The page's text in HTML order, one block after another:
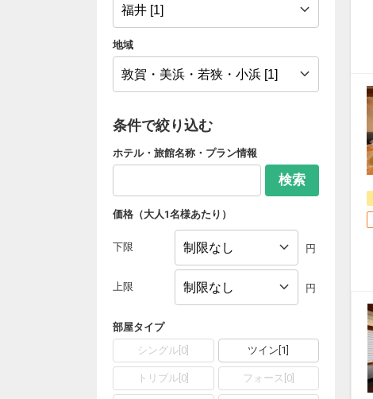
地域
条件で絞り込む
ホテル・旅館名称・プラン情報
検索
価格（大人1名様あたり）
下限 円
上限 円
部屋タイプ
シングル 0 ツイン 1
トリプル 0 フォース 0]